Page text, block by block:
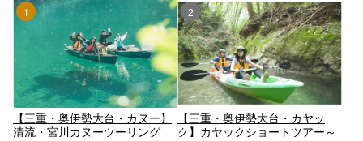
1位
【三重・奥伊勢大台・カヌー】
清流・宮川カヌーツーリング
2位
【三重・奥伊勢大台・カヤッ
ク】カヤックショートツアー～